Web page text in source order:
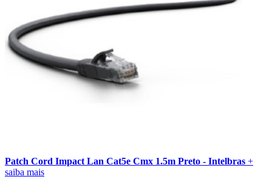
Patch Cord Impact Lan Cat5e Cmx 1.5m Preto - Intelbras +
saiba mais